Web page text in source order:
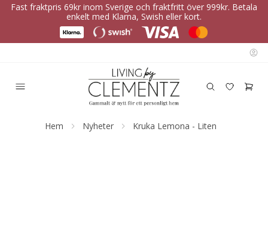
Fast fraktpris 69kr inom Sverige och fraktfritt över 999kr. Betala
enkelt med Klarna, Swish eller kort.
Hem Nyheter Kruka Lemona - Liten